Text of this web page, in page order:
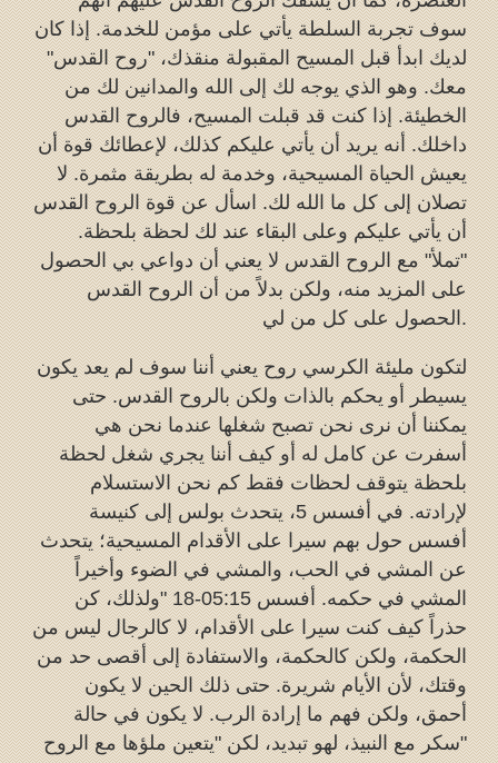
سوف تجربة السلطة يأتي على مؤمن للخدمة. إذا كان
لديك ابدأ قبل المسيح المقبولة منقذك، "روح القدس"
معك. وهو الذي يوجه لك إلى الله والمدانين لك من
الخطيئة. إذا كنت قد قبلت المسيح، فالروح القدس
داخلك. أنه يريد أن يأتي عليكم كذلك، لإعطائك قوة أن
يعيش الحياة المسيحية، وخدمة له بطريقة مثمرة. لا
تصلان إلى كل ما الله لك. اسأل عن قوة الروح القدس
أن يأتي عليكم وعلى البقاء عند لك لحظة بلحظة.
"تملأ" مع الروح القدس لا يعني أن دواعي بي الحصول
على المزيد منه، ولكن بدلاً من أن الروح القدس
الحصول على كل من لي.
لتكون مليئة الكرسي روح يعني أننا سوف لم يعد يكون
يسيطر أو يحكم بالذات ولكن بالروح القدس. حتى
يمكننا أن نرى نحن تصبح شغلها عندما نحن هي
أسفرت عن كامل له أو كيف أننا يجري شغل لحظة
بلحظة يتوقف لحظات فقط كم نحن الاستسلام
لإرادته. في أفسس 5، يتحدث بولس إلى كنيسة
أفسس حول بهم سيرا على الأقدام المسيحية؛ يتحدث
عن المشي في الحب، والمشي في الضوء وأخيراً
المشي في حكمه. أفسس 05:15-18 "ولذلك، كن
حذراً كيف كنت سيرا على الأقدام، لا كالرجال ليس من
الحكمة، ولكن كالحكمة، والاستفادة إلى أقصى حد من
وقتك، لأن الأيام شريرة. حتى ذلك الحين لا يكون
أحمق، ولكن فهم ما إرادة الرب. لا يكون في حالة
سكر مع النبيذ، لهو تبديد، لكن "يتعين ملؤها مع الروح"